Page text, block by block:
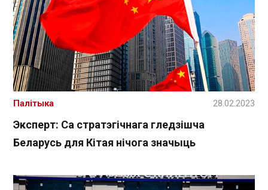
Эксперт: Са стратэгічнага гледзішча
Беларусь для Кітая нічога значыць
Палітыка 28.02.2023